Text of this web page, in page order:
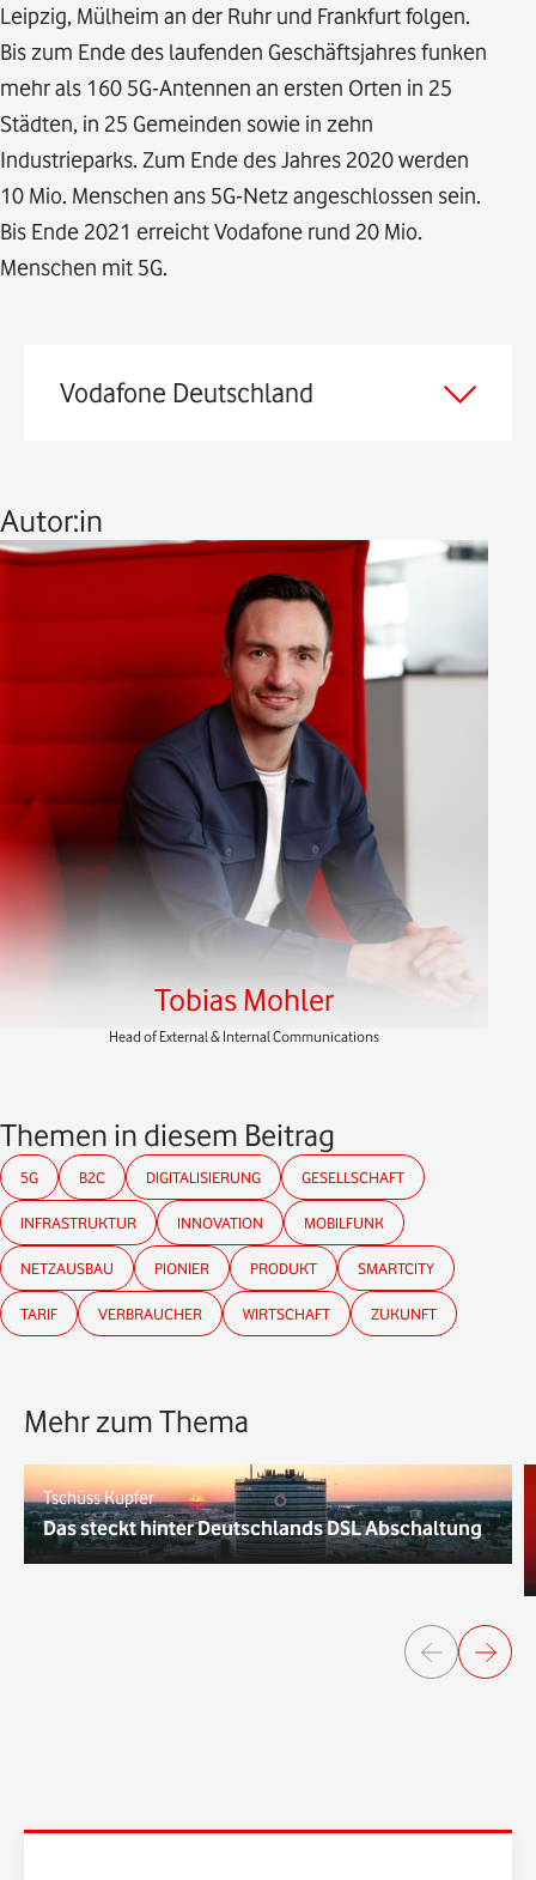
Leipzig, Mülheim an der Ruhr und Frankfurt folgen.
Bis zum Ende des laufenden Geschäftsjahres funken
mehr als 160 5G-Antennen an ersten Orten in 25
Städten, in 25 Gemeinden sowie in zehn
Industrieparks. Zum Ende des Jahres 2020 werden
10 Mio. Menschen ans 5G-Netz angeschlossen sein.
Bis Ende 2021 erreicht Vodafone rund 20 Mio.
Menschen mit 5G.
Vodafone Deutschland
Autor:in
Tobias Mohler
Head of External & Internal Communications
Themen in diesem Beitrag
5G B2C DIGITALISIERUNG GESELLSCHAFT
INFRASTRUKTUR INNOVATION MOBILFUNK
NETZAUSBAU PIONIER PRODUKT SMARTCITY
TARIF VERBRAUCHER WIRTSCHAFT ZUKUNFT
Mehr zum Thema
Tschüss Kupfer
Das steckt hinter Deutschlands DSL Abschaltung